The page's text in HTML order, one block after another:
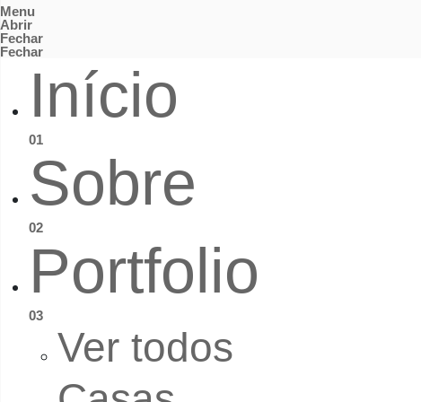
Menu
Abrir
Fechar
Fechar
Início
01
Sobre
02
Portfolio
03
Ver todos